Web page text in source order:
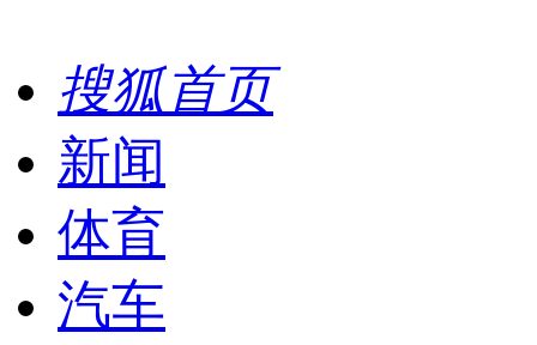
搜狐首页
新闻
体育
汽车